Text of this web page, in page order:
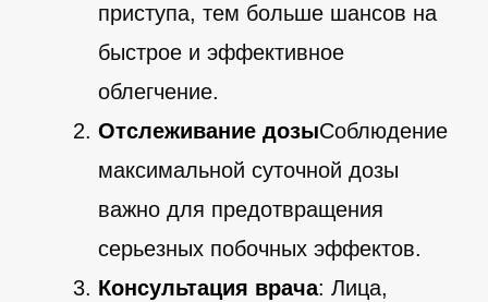
приступа, тем больше шансов на
быстрое и эффективное
облегчение.
Отслеживание дозыСоблюдение
максимальной суточной дозы
важно для предотвращения
серьезных побочных эффектов.
Консультация врача: Лица,